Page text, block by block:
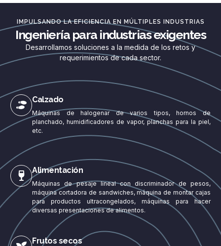
IMPULSANDO LA EFICIENCIA EN MÚLTIPLES INDUSTRIAS
Ingeniería para industrias exigentes
Desarrollamos soluciones a la medida de los retos y
requerimientos de cada sector.
Calzado
Máquinas de halogenar de varios tipos, hornos de
planchado, humidificadores de vapor, planchas para la piel,
etc.
Alimentación
Máquinas de pesaje lineal con discriminador de pesos,
máquina cortadora de sandwiches, máquina de montar cajas
para productos ultracongelados, máquinas para hacer
diversas presentaciones de alimentos.
Frutos secos